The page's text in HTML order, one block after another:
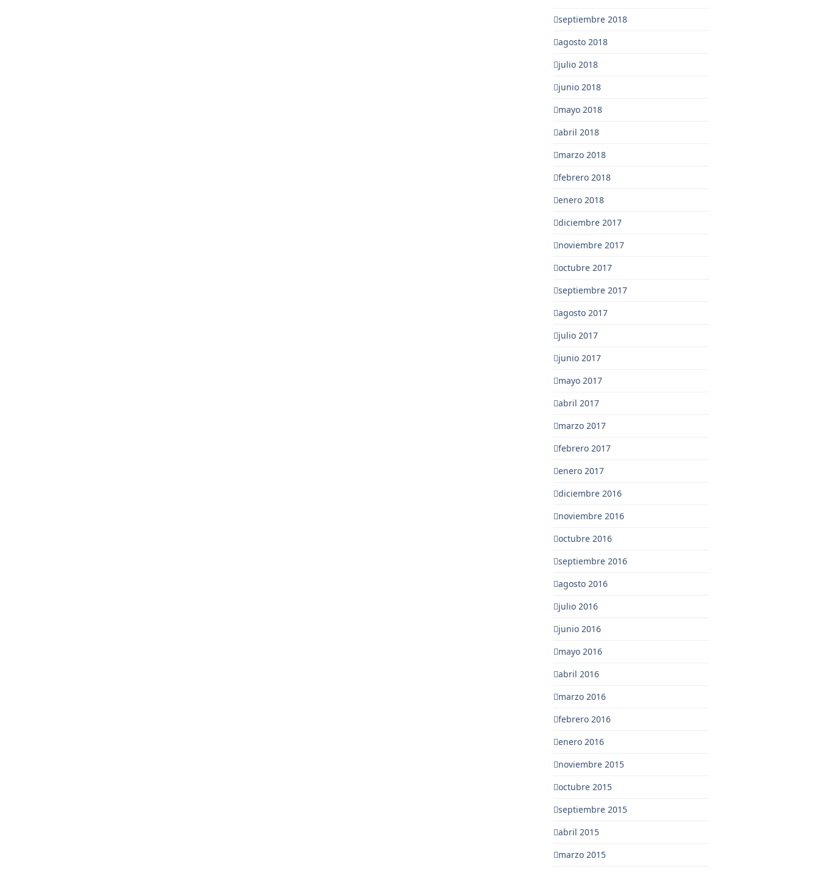
septiembre 2018
agosto 2018
julio 2018
junio 2018
mayo 2018
abril 2018
marzo 2018
febrero 2018
enero 2018
diciembre 2017
noviembre 2017
octubre 2017
septiembre 2017
agosto 2017
julio 2017
junio 2017
mayo 2017
abril 2017
marzo 2017
febrero 2017
enero 2017
diciembre 2016
noviembre 2016
octubre 2016
septiembre 2016
agosto 2016
julio 2016
junio 2016
mayo 2016
abril 2016
marzo 2016
febrero 2016
enero 2016
noviembre 2015
octubre 2015
septiembre 2015
abril 2015
marzo 2015